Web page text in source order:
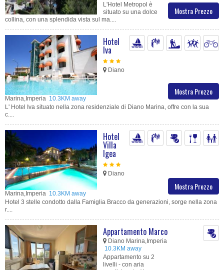
Mostra Prezzo
L'Hotel Metropol è
situato su una dolce
collina, con una splendida vista sul ma....
Mostra Prezzo
Hotel
Iva
Diano
Marina,Imperia 10.3KM away
L' Hotel Iva situato nella zona residenziale di Diano Marina, offre con la sua
c....
Mostra Prezzo
Hotel
Villa
Igea
Diano
Marina,Imperia 10.3KM away
Hotel 3 stelle condotto dalla Famiglia Bracco da generazioni, sorge nella zona
r....
Appartamento Marco
Diano Marina,Imperia
10.3KM away
Appartamento su 2
livelli - con aria